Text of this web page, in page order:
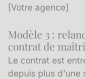
[Votre agence]
Modèle 3 :
contrat de
Le contrat est
depuis plus d'une